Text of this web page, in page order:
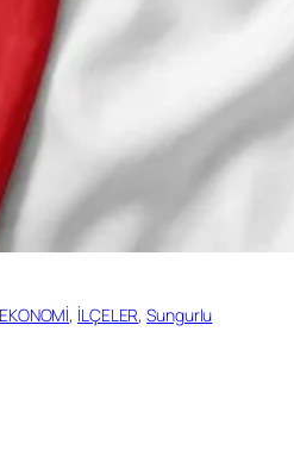
, İLÇELER, Sungurlu